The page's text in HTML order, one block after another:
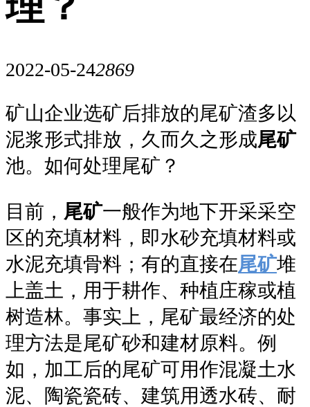
2022-05-242869
矿山企业选矿后排放的尾矿渣多以
泥浆形式排放，久而久之形成尾矿
池。如何处理尾矿？
目前， 尾矿一般作为地下开采采空
区的充填材料，即水砂充填材料或
水泥充填骨料；有的直接在尾矿堆
上盖土，用于耕作、种植庄稼或植
树造林。事实上，尾矿最经济的处
理方法是尾矿砂和建材原料。例
如，加工后的尾矿可用作混凝土水
泥、陶瓷瓷砖、建筑用透水砖、耐